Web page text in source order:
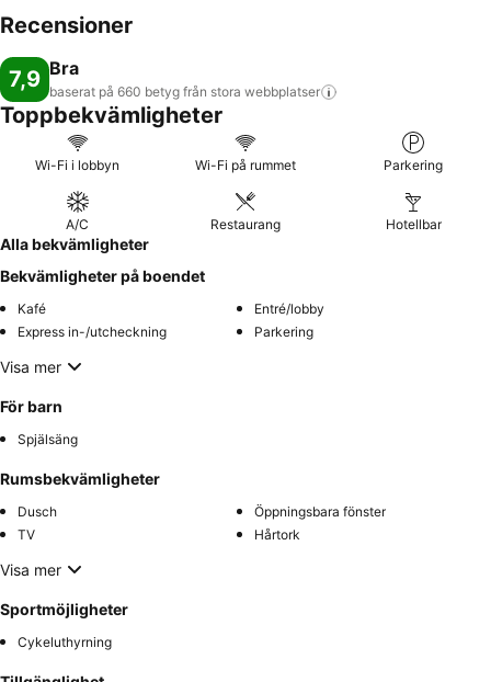
Recensioner
7,9 Bra
baserat på 660 betyg från stora webbplatser
Toppbekvämligheter
Wi-Fi i lobbyn Wi-Fi på rummet Parkering
A/C Restaurang Hotellbar
Alla bekvämligheter
Bekvämligheter på boendet
Kafé
Entré/lobby
Express in-/utcheckning
Parkering
Visa mer
För barn
Spjälsäng
Rumsbekvämligheter
Dusch
Öppningsbara fönster
TV
Hårtork
Visa mer
Sportmöjligheter
Cykeluthyrning